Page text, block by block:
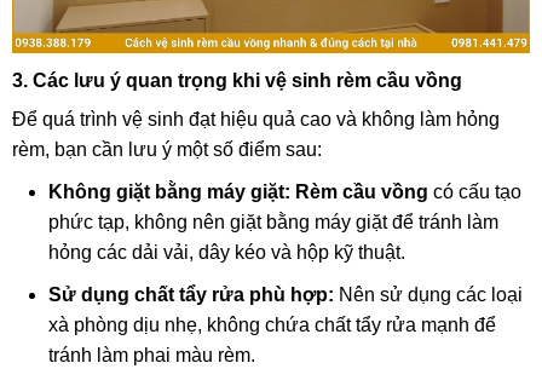
3. Các lưu ý quan trọng khi vệ sinh rèm cầu vồng
Để quá trình vệ sinh đạt hiệu quả cao và không làm hỏng
rèm, bạn cần lưu ý một số điểm sau:
Không giặt bằng máy giặt: Rèm cầu vồng có cấu tạo
phức tạp, không nên giặt bằng máy giặt để tránh làm
hỏng các dải vải, dây kéo và hộp kỹ thuật.
Sử dụng chất tẩy rửa phù hợp: Nên sử dụng các loại
xà phòng dịu nhẹ, không chứa chất tẩy rửa mạnh để
tránh làm phai màu rèm.